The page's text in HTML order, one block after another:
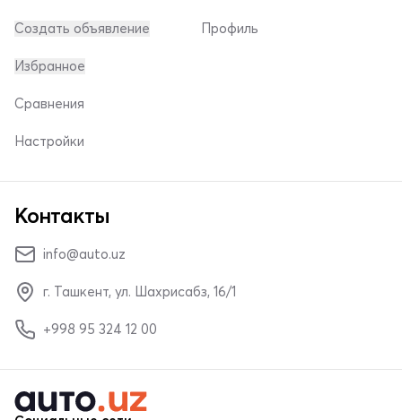
Создать объявление Профиль
Избранное
Сравнения
Настройки
Контакты
info@auto.uz
г. Ташкент, ул. Шахрисабз, 16/1
+998 95 324 12 00